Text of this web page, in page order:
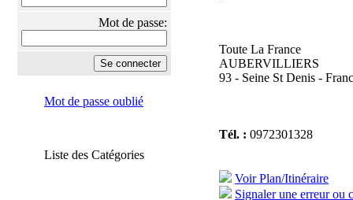
Mot de passe:
Mot de passe oublié
Liste des Catégories
Toute La France
AUBERVILLIERS
93 - Seine St Denis -
Tél. : 0972301328
Voir Plan/Itinéraire
Signaler une erreur ou